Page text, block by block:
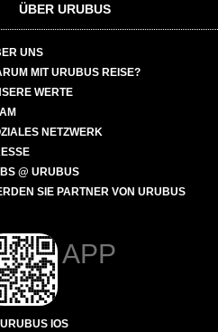
ÜBER URUBUS
UNS
MIT URUBUS REISE?
WERTE
NETZWERK
@ URUBUS
SIE PARTNER VON URUBUS
APP
IOS